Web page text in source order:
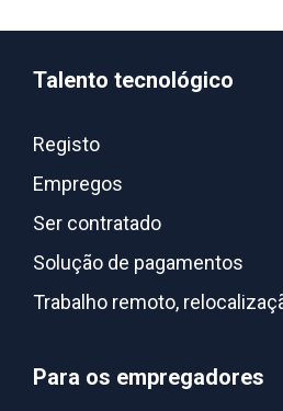
Talento tecnológico
Registo
Empregos
Ser contratado
Solução de pagamentos
Trabalho remoto,
Para os empregadores